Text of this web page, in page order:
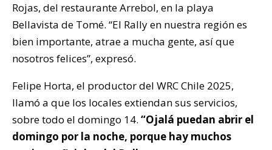
Rojas, del restaurante Arrebol, en la playa
Bellavista de Tomé. “El Rally en nuestra región es
bien importante, atrae a mucha gente, así que
nosotros felices”, expresó.
Felipe Horta, el productor del WRC Chile 2025,
llamó a que los locales extiendan sus servicios,
sobre todo el domingo 14. “Ojalá puedan abrir el
domingo por la noche, porque hay muchos